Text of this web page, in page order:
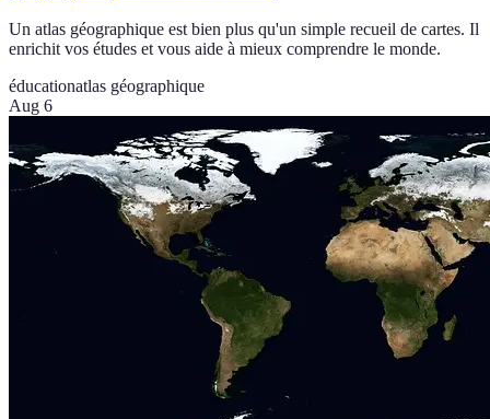
Un atlas géographique est bien plus qu'un simple recueil de cartes. Il
enrichit vos études et vous aide à mieux comprendre le monde.
éducationatlas géographique
Aug 6